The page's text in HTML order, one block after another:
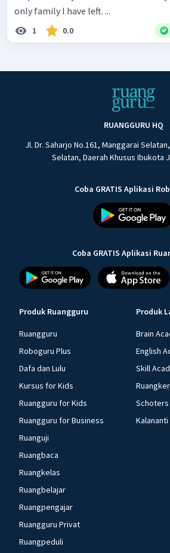
only family I have left. ...
1 0.0
RUANGGURU HQ
Jl. Dr. Saharjo No.161, Manggarai
Selatan, Daerah Khusus Ibukota
Coba GRATIS Aplikasi
Coba GRATIS Aplikasi
Produk Ruangguru
Ruangguru
Roboguru Plus
Dafa dan Lulu
Kursus for Kids
Ruangguru for Kids
Ruangguru for Business
Ruanguji
Ruangbaca
Ruangkelas
Ruangbelajar
Ruangpengajar
Ruangguru Privat
Ruangpeduli
Produk
Brain
English
Skill
Schoters
Kalananti